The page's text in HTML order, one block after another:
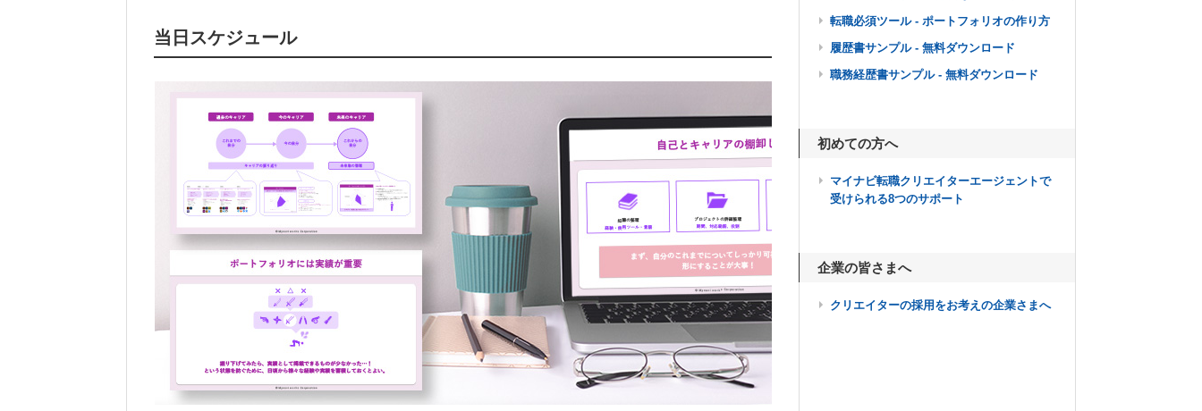
当日スケジュール
転職必須ツール - ポートフォリオの作り方
履歴書サンプル - 無料ダウンロード
職務経歴書サンプル - 無料ダウンロード
初めての方へ
マイナビ転職クリエイターエージェントで
受けられる8つのサポート
企業の皆さまへ
クリエイターの採用をお考えの企業さまへ